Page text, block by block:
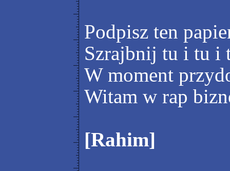
Podpisz ten
Szrajbnij tu i tu i
W moment
Witam w rap
[Rahim]